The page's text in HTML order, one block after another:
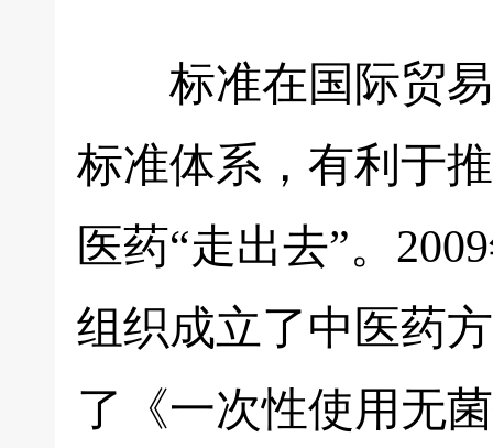
标准在国际贸易
标准体系，有利于
医药“走出去”。
组织成立了中医药
了《一次性使用无